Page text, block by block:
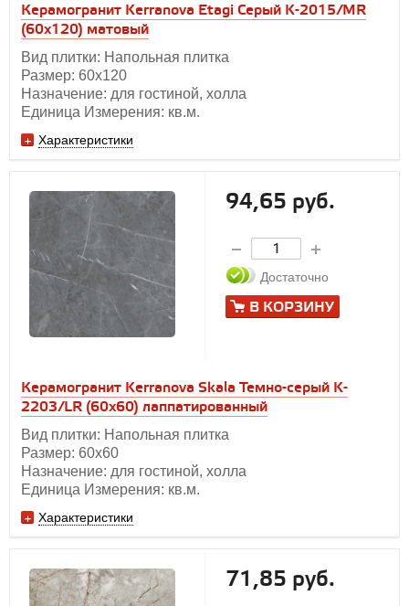
Керамогранит Kerranova Etagi Серый K-2015/MR
(60x120) матовый
Вид плитки: Напольная плитка
Размер: 60х120
Назначение: для гостиной, холла
Единица Измерения: кв.м.
Характеристики
Керамогранит Kerranova Skala Темно-серый K-
2203/LR (60x60) лаппатированный
Вид плитки: Напольная плитка
Размер: 60х60
Назначение: для гостиной, холла
Единица Измерения: кв.м.
Характеристики
94,65 руб.
Достаточно
В КОРЗИНУ
71,85 руб.